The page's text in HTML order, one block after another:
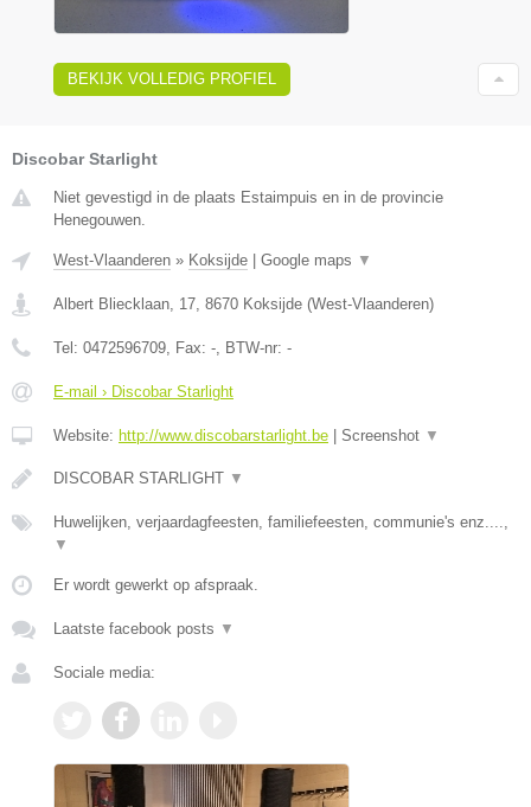
BEKIJK VOLLEDIG PROFIEL
Discobar Starlight
Niet gevestigd in de plaats Estaimpuis en in de provincie
Henegouwen.
West-Vlaanderen » Koksijde Google maps ▼
Albert Bliecklaan, 17, 8670 Koksijde (West-Vlaanderen)
Tel: 0472596709, Fax: -, BTW-nr: -
E-mail › Discobar Starlight
Website: http://www.discobarstarlight.be Screenshot ▼
DISCOBAR STARLIGHT ▼
Huwelijken, verjaardagfeesten, familiefeesten, communie's enz....,
▼
Er wordt gewerkt op afspraak.
Laatste facebook posts ▼
Sociale media: